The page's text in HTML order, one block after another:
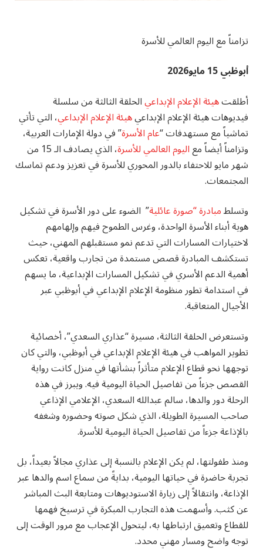
تزامناً مع اليوم العالمي للأسرة
أبوظبي 15 مايو2026
أطلقتهيئة الإعلام الإبداعيالحلقة الثالثة من سلسلة
فيديوهات هيئة الإعلام الإبداعيهيئة الإعلام الإبداعي، التي تأتي
تماشياً مع مستهدفات “عام الأسرة” في دولة الإمارات العربية،
وتزامناً أيضاً معاليوم العالمي للأسرة ، الذي يصادف الـ 15 من
شهر مايو للاحتفاء بالدور المحوري للأسرة في تعزيز ودعم تماسك
المجتمعات.
وتسلطمبادرة “صورة عائلية” الضوء على دور الأسرة في تشكيل
هوية أبناء الأسرة الواحدة، وغرس الطموح فيهم وإلهامهم
لاختيارات المسارات التي تدعم نمو مستقبلهم المهني، حيث
تستكشف المبادرة قصص مستمدة من تجارب واقعية، تعكس
أهمية الدعم الأسري في تشكيل المسارات الإبداعية، ما يسهم
في استدامة تطور منظومة الإعلام الإبداعي في أبوظبي عبر
الأجيال المتعاقبة.
وتستعرض الحلقة الثالثة، مسيرة “عذاري السعدي”، أخصائية
تطوير المواهب في هيئة الإعلام الإبداعي في أبوظبي، والتي كان
توجهها نحو قطاع الإعلام متأثراً بنشأتها في منزل كانت رواية
القصص جزءاً من تفاصيل الحياة اليومية فيه. ويبرز في هذه
الرحلة دور والدها، سالم عبدالله السعدي، الإعلامي الإذاعي
صاحب المسيرة الطويلة، الذي شكل صوته وحضوره وشغفه
بالإذاعة جزءاً من تفاصيل الحياة اليومية للأسرة.
ومنذ طفولتها، لم يكن الإعلام بالنسبة إلى عذاري مجالاً بعيداً، بل
تجربة حاضرة في حياتها اليومية، بدايةً من سماع اسم والدها عبر
الإذاعة، وانتقالاً إلى زيارة الاستوديوهات ومتابعة البث المباشر
عن كثب. وأسهمت هذه التجارب المبكرة في ترسيخ فهمها
للقطاع وتعميق ارتباطها به، ليتحول الإعجاب مع مرور الوقت إلى
توجه واضح ومسار مهني محدد.